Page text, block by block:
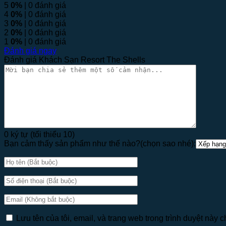
5 0% | 0 đánh giá
4 0% | 0 đánh giá
3 0% | 0 đánh giá
2 0% | 0 đánh giá
1 0% | 0 đánh giá
Đánh giá ngay
Đánh giá Khách Sạn Resort The Shells
0 ký tự (tối thiểu 10)
Bạn cảm thấy sản phẩm như thế nào?(chọn sao nhé):
Lưu tên của tôi, email, và trang web trong trình duyệt này